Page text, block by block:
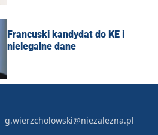
Francuski kandydat do KE i
nielegalne dane
g.wierzcholowski@niezalezna.pl